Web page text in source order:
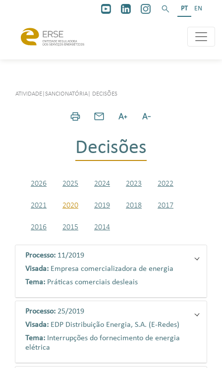
PT EN
ATIVIDADE SANCIONATÓRIA DECISÕES
Decisões
2026 2025 2024 2023 2022
2021 2020 2019 2018 2017
2016 2015 2014
Processo: 11/2019
Visada: Empresa comercializadora de energia
Tema: Práticas comerciais desleais
Processo: 25/2019
Visada: EDP Distribuição Energia, S.A. (E-Redes)
Tema: Interrupções do fornecimento de energia
elétrica